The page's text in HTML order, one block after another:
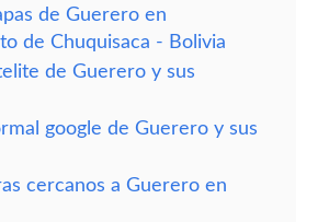
de Guerero en
de Chuquisaca - Bolivia
de Guerero y sus
google de Guerero y sus
cercanos a Guerero en